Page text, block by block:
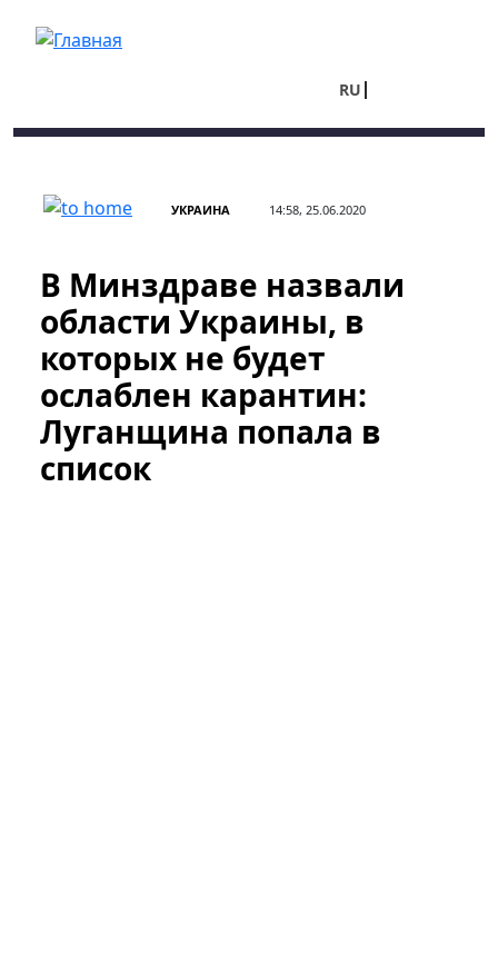
RU
УКРАИНА 14:58, 25.06.2020
В Минздраве назвали
области Украины, в
которых не будет
ослаблен карантин:
Луганщина попала в
список